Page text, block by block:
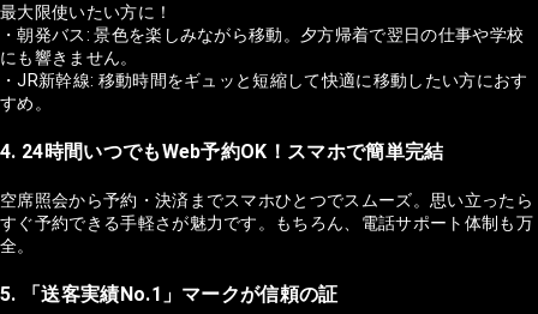
最大限使いたい方に！
・朝発バス: 景色を楽しみながら移動。夕方帰着で翌日の仕事や学校
にも響きません。
・JR新幹線: 移動時間をギュッと短縮して快適に移動したい方におす
すめ。
4. 24時間いつでもWeb予約OK！スマホで簡単完結
空席照会から予約・決済までスマホひとつでスムーズ。思い立ったら
すぐ予約できる手軽さが魅力です。もちろん、電話サポート体制も万
全。
5. 「送客実績No.1」マークが信頼の証